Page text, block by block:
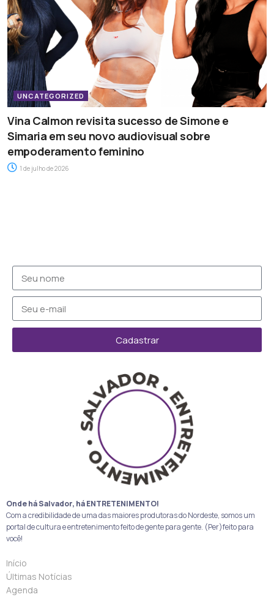
UNCATEGORIZED
Vina Calmon revisita sucesso de Simone e
Simaria em seu novo audiovisual sobre
empoderamento feminino
1 de julho de 2026
Cadastrar
Onde há Salvador, há ENTRETENIMENTO!
Com a credibilidade de uma das maiores produtoras do Nordeste, somos um
portal de cultura e entretenimento feito de gente para gente. (Per)feito para
você!
Início
Últimas Notícias
Agenda